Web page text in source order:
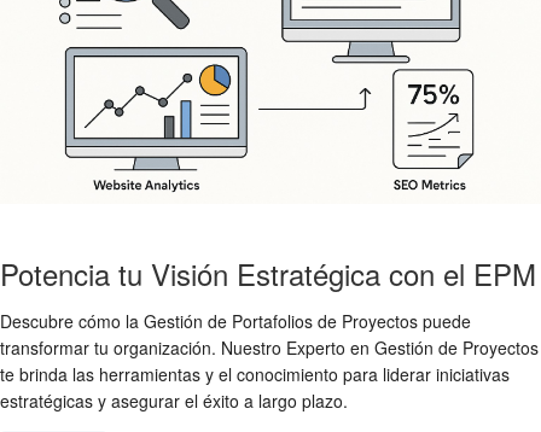
Potencia tu Visión Estratégica con el EPM
Descubre cómo la Gestión de Portafolios de Proyectos puede
transformar tu organización. Nuestro Experto en Gestión de Proyectos
te brinda las herramientas y el conocimiento para liderar iniciativas
estratégicas y asegurar el éxito a largo plazo.